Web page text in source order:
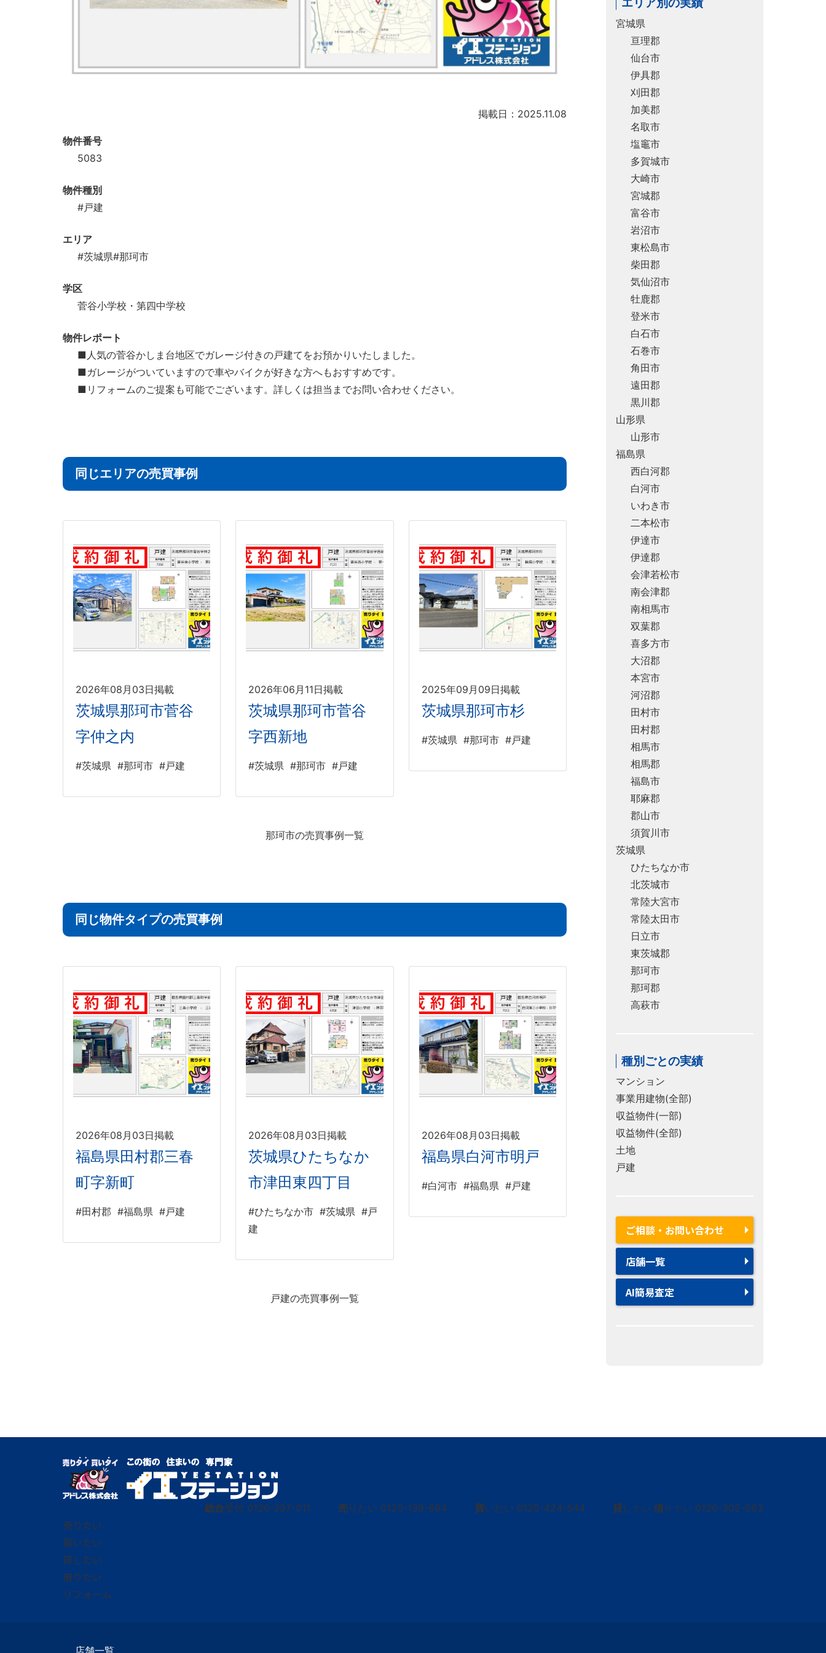
掲載日：2025.11.08
物件番号
5083
物件種別
#戸建
エリア
#茨城県#那珂市
学区
菅谷小学校・第四中学校
物件レポート
■人気の菅谷かしま台地区でガレージ付きの戸建てをお預かりいたしました。
■ガレージがついていますので車やバイクが好きな方へもおすすめです。
■リフォームのご提案も可能でございます。詳しくは担当までお問い合わせください。
同じエリアの売買事例
2026年08月03日掲載
茨城県那珂市菅谷
字仲之内
#茨城県 #那珂市 #戸建
2026年06月11日掲載
茨城県那珂市菅谷
字西新地
#茨城県 #那珂市 #戸建
2025年09月09日掲載
茨城県那珂市杉
#茨城県 #那珂市 #戸建
那珂市の売買事例一覧
同じ物件タイプの売買事例
2026年08月03日掲載
福島県田村郡三春
町字新町
#田村郡 #福島県 #戸建
2026年08月03日掲載
茨城県ひたちなか
市津田東四丁目
#ひたちなか市 #茨城県 #戸
建
2026年08月03日掲載
福島県白河市明戸
#白河市 #福島県 #戸建
戸建の売買事例一覧
宮城県
亘理郡
仙台市
伊具郡
刈田郡
加美郡
名取市
塩竈市
多賀城市
大崎市
宮城郡
富谷市
岩沼市
東松島市
柴田郡
気仙沼市
牡鹿郡
登米市
白石市
石巻市
角田市
遠田郡
黒川郡
山形県
山形市
福島県
西白河郡
白河市
いわき市
二本松市
伊達市
伊達郡
会津若松市
南会津郡
南相馬市
双葉郡
喜多方市
大沼郡
本宮市
河沼郡
田村市
田村郡
相馬市
相馬郡
福島市
耶麻郡
郡山市
須賀川市
茨城県
ひたちなか市
北茨城市
常陸大宮市
常陸太田市
日立市
東茨城郡
那珂市
那珂郡
高萩市
種別ごとの実績
マンション
事業用建物(全部)
収益物件(一部)
収益物件(全部)
土地
戸建
ご相談・お問い合わせ
店舗一覧
AI簡易査定
総合受付 0120-297-011 売りたい 0120-139-664 買いたい 0120-424-544 貸し たい 借り たい 0120-302-563
売りたい
買いたい
貸したい
借りたい
リフォーム
店舗一覧